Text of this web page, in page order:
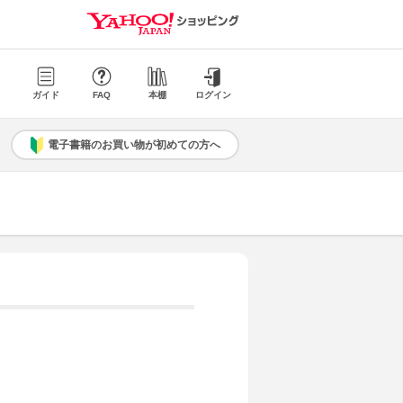
ガイド FAQ 本棚 ログイン
電子書籍のお買い物が初めての方へ